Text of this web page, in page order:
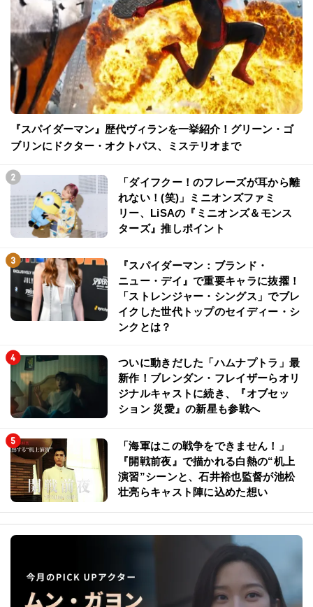
『スパイダーマン』歴代ヴィランを一挙紹介！グリーン・ゴ
ブリンにドクター・オクトパス、ミステリオまで
「ダイフクー！のフレーズが耳から離
れない！(笑)」ミニオンズファミ
リー、LiSAの『ミニオンズ＆モンス
ターズ』推しポイント
『スパイダーマン：ブランド・
ニュー・デイ』で重要キャラに抜擢！
「ストレンジャー・シングス」でブレ
イクした世代トップのセイディー・シ
ンクとは？
ついに動きだした「ハムナプトラ」最
新作！ブレンダン・フレイザーらオリ
ジナルキャストに続き、『オブセッ
ション 災愛』の新星も参戦へ
「海軍はこの戦争をできません！」
『開戦前夜』で描かれる白熱の“机上
演習”シーンと、石井裕也監督が池松
壮亮らキャスト陣に込めた想い